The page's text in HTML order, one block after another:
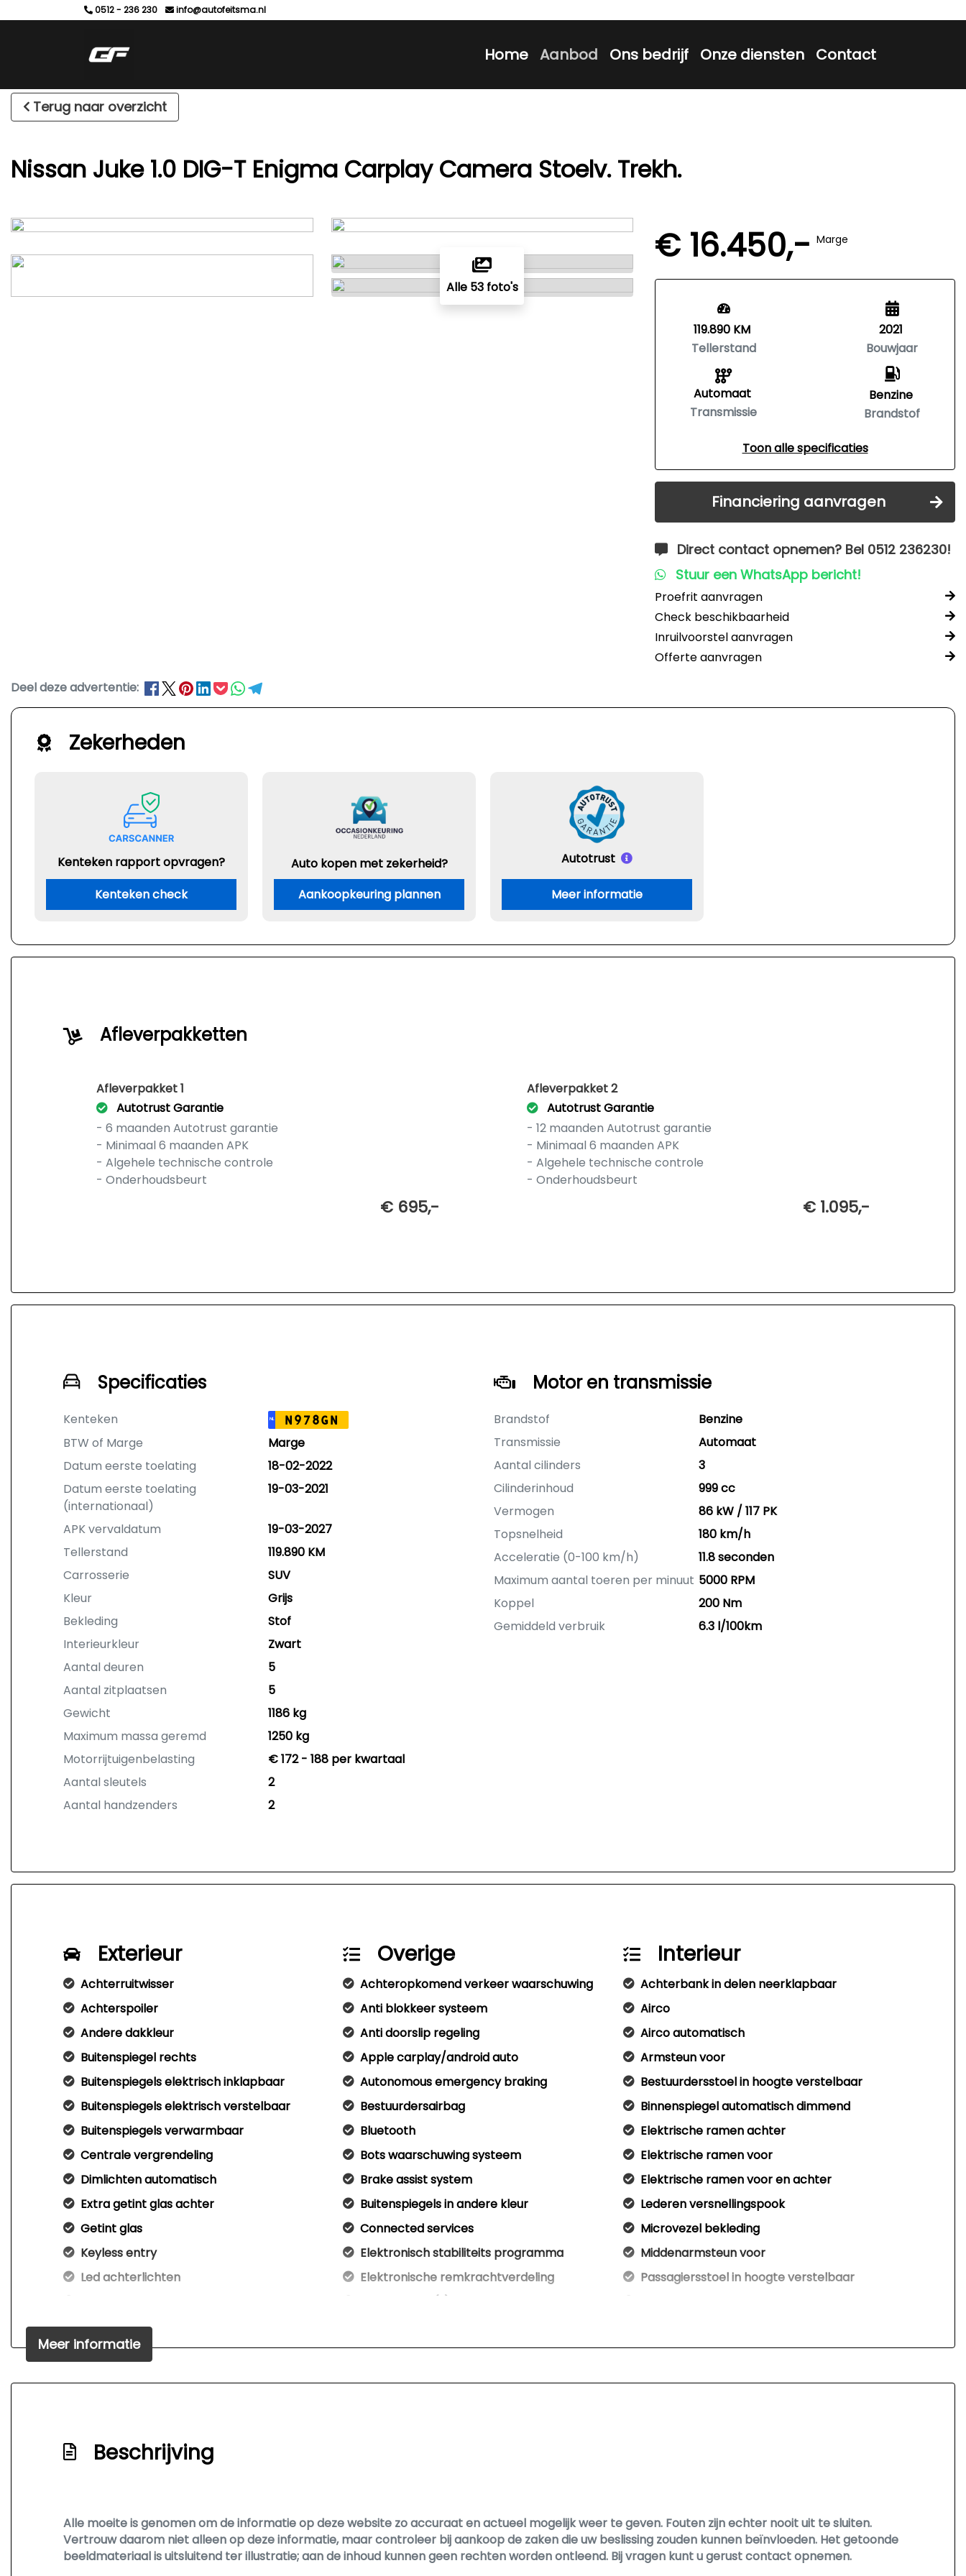
0512 - 236 230 info@autofeitsma.nl
Home Aanbod Ons bedrijf Onze diensten Contact
Terug naar overzicht
Nissan Juke 1.0 DIG-T Enigma Carplay Camera Stoelv. Trekh.
Alle 53 foto's
€ 16.450,- Marge
119.890 KM
Tellerstand
Automaat
Transmissie
2021
Bouwjaar
Benzine
Brandstof
Toon alle specificaties
Financiering aanvragen
Direct contact opnemen? Bel 0512 236230!
Stuur een WhatsApp bericht!
Proefrit aanvragen
Check beschikbaarheid
Inruilvoorstel aanvragen
Offerte aanvragen
Deel deze advertentie:
Zekerheden
Kenteken rapport opvragen?
Kenteken check
Auto kopen met zekerheid?
Aankoopkeuring plannen
Autotrust
Meer informatie
Afleverpakketten
Afleverpakket 1
Autotrust Garantie
- 6 maanden Autotrust garantie
- Minimaal 6 maanden APK
- Algehele technische controle
- Onderhoudsbeurt
€ 695,-
Afleverpakket 2
Autotrust Garantie
- 12 maanden Autotrust garantie
- Minimaal 6 maanden APK
- Algehele technische controle
- Onderhoudsbeurt
€ 1.095,-
Specificaties
Kenteken NL N978GN
BTW of Marge
Marge
Datum eerste toelating
18-02-2022
Datum eerste toelating
(internationaal)
19-03-2021
APK vervaldatum
19-03-2027
Tellerstand
119.890 KM
Carrosserie
SUV
Kleur
Grijs
Bekleding
Stof
Interieurkleur
Zwart
Aantal deuren
5
Aantal zitplaatsen
5
Gewicht
1186 kg
Maximum massa geremd
1250 kg
Motorrijtuigenbelasting
€ 172 - 188 per kwartaal
Aantal sleutels
2
Aantal handzenders
2
Motor en transmissie
Brandstof
Benzine
Transmissie
Automaat
Aantal cilinders
3
Cilinderinhoud
999 cc
Vermogen
86 kW / 117 PK
Topsnelheid
180 km/h
Acceleratie (0-100 km/h)
11.8 seconden
Maximum aantal toeren per minuut 5000 RPM
Koppel
200 Nm
Gemiddeld verbruik
6.3 l/100km
Exterieur
Achterruitwisser
Achterspoiler
Andere dakkleur
Buitenspiegel rechts
Buitenspiegels elektrisch inklapbaar
Buitenspiegels elektrisch verstelbaar
Buitenspiegels verwarmbaar
Centrale vergrendeling
Dimlichten automatisch
Extra getint glas achter
Getint glas
Keyless entry
Led achterlichten
Led koplampen
Lichtmetalen velgen 19"
Parkeersensor voor
Trekhaak
Overige
Achteropkomend verkeer waarschuwing
Anti blokkeer systeem
Anti doorslip regeling
Apple carplay/android auto
Autonomous emergency braking
Bestuurdersairbag
Bluetooth
Bots waarschuwing systeem
Brake assist system
Buitenspiegels in andere kleur
Connected services
Elektronisch stabiliteits programma
Elektronische remkrachtverdeling
Keyless start
Zij airbag(s) voor
Interieur
Achterbank in delen neerklapbaar
Airco
Airco automatisch
Armsteun voor
Bestuurdersstoel in hoogte verstelbaar
Binnenspiegel automatisch dimmend
Elektrische ramen achter
Elektrische ramen voor
Elektrische ramen voor en achter
Lederen versnellingspook
Microvezel bekleding
Middenarmsteun voor
Passagiersstoel in hoogte verstelbaar
Stuur leder
Meer informatie
Beschrijving
Alle moeite is genomen om de informatie op deze website zo accuraat en actueel mogelijk weer te geven. Fouten zijn echter nooit uit te sluiten.
Vertrouw daarom niet alleen op deze informatie, maar controleer bij aankoop de zaken die uw beslissing zouden kunnen beïnvloeden. Het getoonde
beeldmateriaal is uitsluitend ter illustratie; aan de inhoud kunnen geen rechten worden ontleend. Bij vragen kunt u gerust contact opnemen.